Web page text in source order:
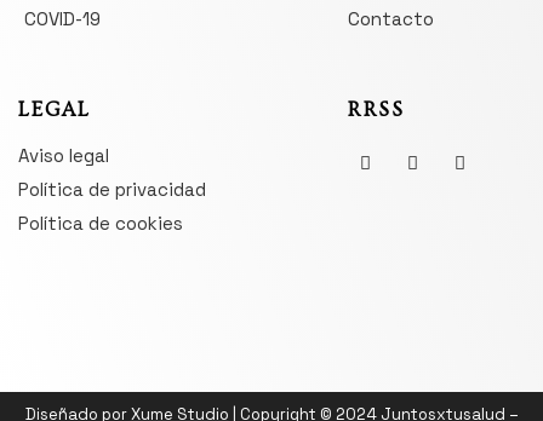
COVID-19
Contacto
LEGAL
Aviso legal
Política de privacidad
Política de cookies
RRSS
Diseñado porXume Studio | Copyright © 2024 Juntosxtusalud –